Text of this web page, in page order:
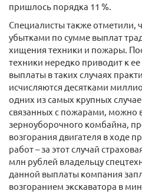
пришлось порядка 11 %.
Специалисты также
убытками по сумме выплат
хищения техники и пожары.
техники нередко приводит к
выплаты в таких случаях
исчисляются десятками
одних из самых крупных
связанных с пожарами, можно
зерноуборочного комбайна,
возгорания двигателя в ходе
работ – за этот случай
млн рублей владельцу
данной выплаты компания
возгоранием экскаватора в